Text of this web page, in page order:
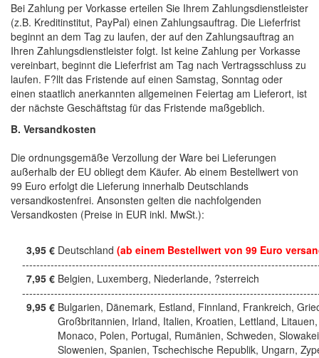
Bei Zahlung per Vorkasse erteilen Sie Ihrem Zahlungsdienstleister
(z.B. Kreditinstitut, PayPal) einen Zahlungsauftrag. Die Lieferfrist
beginnt an dem Tag zu laufen, der auf den Zahlungsauftrag an
Ihren Zahlungsdienstleister folgt. Ist keine Zahlung per Vorkasse
vereinbart, beginnt die Lieferfrist am Tag nach Vertragsschluss zu
laufen. F?llt das Fristende auf einen Samstag, Sonntag oder
einen staatlich anerkannten allgemeinen Feiertag am Lieferort, ist
der nächste Geschäftstag für das Fristende maßgeblich.
B. Versandkosten
Die ordnungsgemäße Verzollung der Ware bei Lieferungen
außerhalb der EU obliegt dem Käufer. Ab einem Bestellwert von
99 Euro erfolgt die Lieferung innerhalb Deutschlands
versandkostenfrei. Ansonsten gelten die nachfolgenden
Versandkosten (Preise in EUR inkl. MwSt.):
3,95 € Deutschland (ab einem Bestellwert von 99 Euro
7,95 € Belgien, Luxemberg, Niederlande, ?sterreich
9,95 € Bulgarien, Dänemark, Estland, Finnland, Frankreich,
Großbritannien, Irland, Italien, Kroatien, Lettland, Litauen,
Monaco, Polen, Portugal, Rumänien, Schweden,
Slowenien, Spanien, Tschechische Republik, Ungarn,